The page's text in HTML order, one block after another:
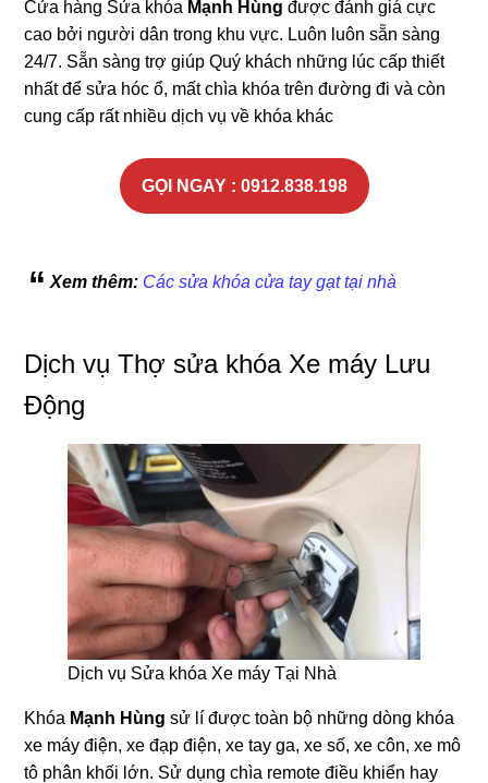
Cửa hàng Sửa khóa Mạnh Hùng được đánh giá cực
cao bởi người dân trong khu vực. Luôn luôn sẵn sàng
24/7. Sẵn sàng trợ giúp Quý khách những lúc cấp thiết
nhất để sửa hóc ổ, mất chìa khóa trên đường đi và còn
cung cấp rất nhiều dịch vụ về khóa khác
GỌI NGAY : 0912.838.198
Xem thêm: Các sửa khóa cửa tay gạt tại nhà
Dịch vụ Thợ sửa khóa Xe máy Lưu
Động
Dịch vụ Sửa khóa Xe máy Tại Nhà
Khóa Mạnh Hùng sử lí được toàn bộ những dòng khóa
xe máy điện, xe đạp điện, xe tay ga, xe số, xe côn, xe mô
tô phân khối lớn. Sử dụng chìa remote điều khiển hay